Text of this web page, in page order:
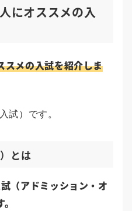
にオススメの入
スメの入試を紹介しま
試）です。
とは
（アドミッション・オ